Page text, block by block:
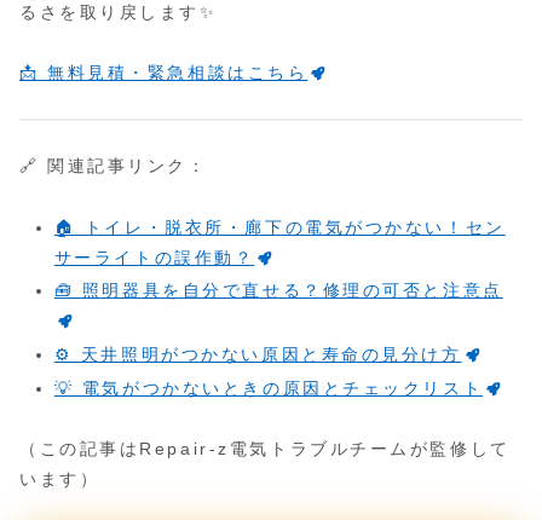
るさを取り戻します✨
📩 無料見積・緊急相談はこちら
🔗 関連記事リンク：
🏠 トイレ・脱衣所・廊下の電気がつかない！セン
サーライトの誤作動？
🧰 照明器具を自分で直せる？修理の可否と注意点
⚙️ 天井照明がつかない原因と寿命の見分け方
💡 電気がつかないときの原因とチェックリスト
（この記事はRepair-z電気トラブルチームが監修して
います）